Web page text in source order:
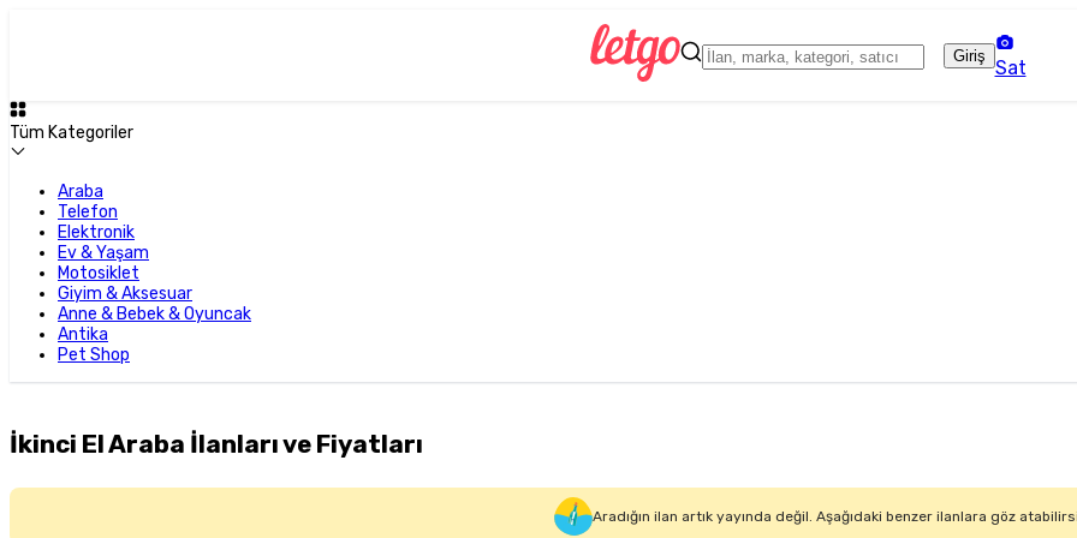
Giriş
Sat
Tüm Kategoriler
Araba
Telefon
Elektronik
Ev & Yaşam
Motosiklet
Giyim & Aksesuar
Anne & Bebek & Oyuncak
Antika
Pet Shop
İkinci El Araba İlanları ve Fiyatları
Aradığın ilan artık yayında değil. Aşağıdaki benzer ilanlara göz